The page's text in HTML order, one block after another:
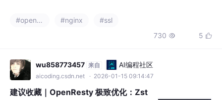
#openresty #nginx
#ssl
730  5 
wu858773457 来自 AI编程社区
aicoding.csdn.net · 2026-01-15 09:14:47
建议收藏｜OpenResty 极致优化：Zst